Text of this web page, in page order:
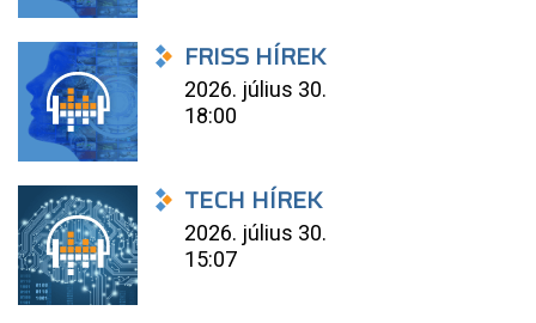
FRISS HÍREK
2026. július 30.
18:00
TECH HÍREK
2026. július 30.
15:07